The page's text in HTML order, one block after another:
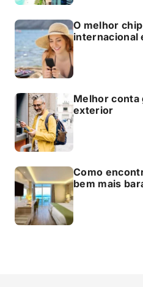
O melhor
internacional
Melhor conta
exterior
Como
bem mais